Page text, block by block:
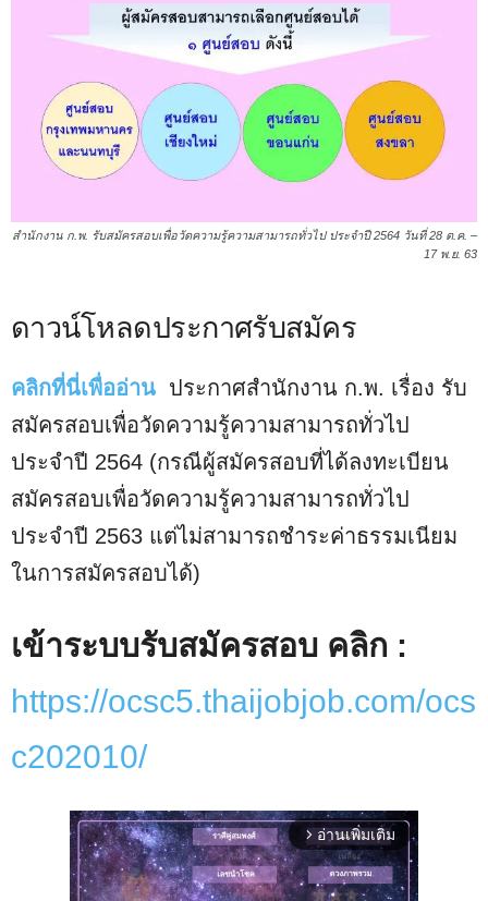
สำนักงาน ก.พ. รับสมัครสอบเพื่อวัดความรู้ความสามารถทั่วไป ประจำปี 2564 วันที่ 28 ต.ค. –
17 พ.ย. 63
ดาวน์โหลดประกาศรับสมัคร
คลิกที่นี่เพื่ออ่าน ประกาศสำนักงาน ก.พ. เรื่อง รับ
สมัครสอบเพื่อวัดความรู้ความสามารถทั่วไป
ประจำปี 2564 (กรณีผู้สมัครสอบที่ได้ลงทะเบียน
สมัครสอบเพื่อวัดความรู้ความสามารถทั่วไป
ประจำปี 2563 แต่ไม่สามารถชำระค่าธรรมเนียม
ในการสมัครสอบได้)
เข้าระบบรับสมัครสอบ คลิก :
https://ocsc5.thaijobjob.com/ocs
c202010/
arrow_forward_ios อ่านเพิ่มเติม